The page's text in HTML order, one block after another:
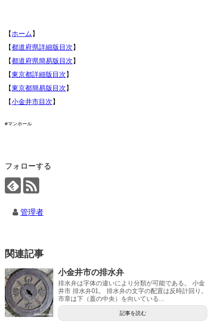
【ホーム】
【都道府県詳細版目次】
【都道府県簡易版目次】
【東京都詳細版目次】
【東京都簡易版目次】
【小金井市目次】
#マンホール
フォローする
管理者
関連記事
小金井市の排水弁
排水弁は字体の違いにより分類が可能である。 小金
井市 排水弁01。 排水弁の文字の配置は反時計回り。
市章は下（蓋の中央）を向いている...
記事を読む